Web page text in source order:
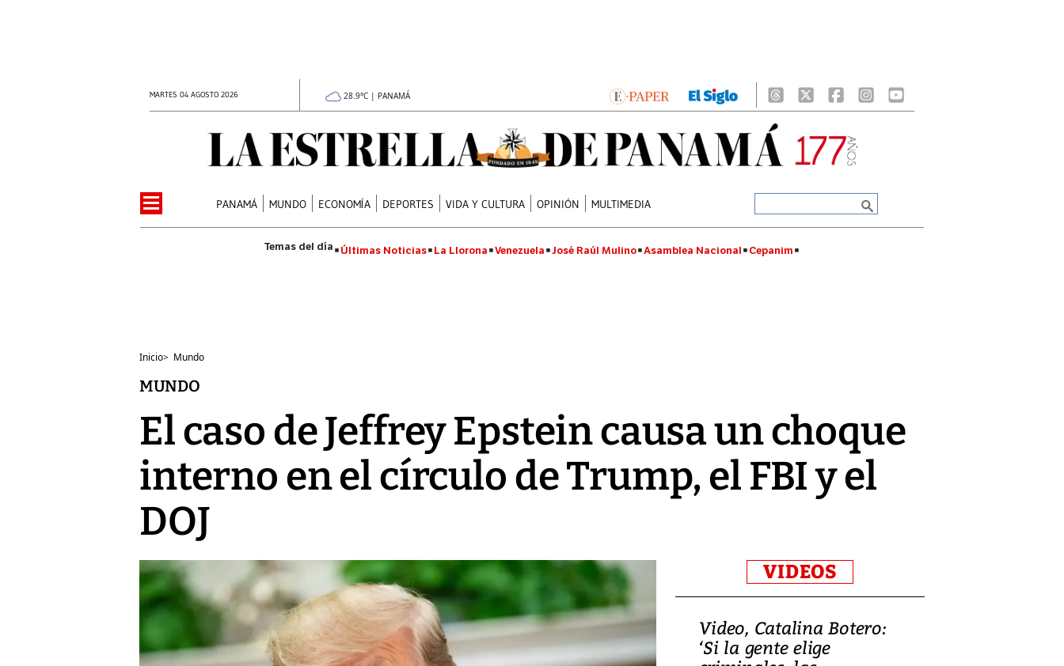
MARTES 04 AGOSTO 2026 28.9°C | PANAMÁ
PANAMÁ MUNDO ECONOMÍA DEPORTES VIDA Y CULTURA OPINIÓN MULTIMEDIA
Últimas Noticias La Llorona Venezuela José Raúl Mulino Asamblea Nacional Cepanim
Inicio> Mundo
MUNDO
El caso de Jeffrey Epstein causa un choque
interno en el círculo de Trump, el FBI y el
DOJ
VIDEOS
Video, Japón: Terremoto
deja heridos y graves
Video, Catalina Botero:
‘Si la gente elige